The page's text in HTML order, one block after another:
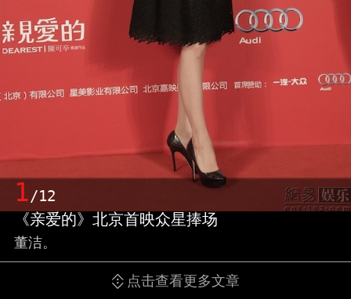
1/12
《亲爱的》北京首映众星捧场
董洁。
点击查看更多文章